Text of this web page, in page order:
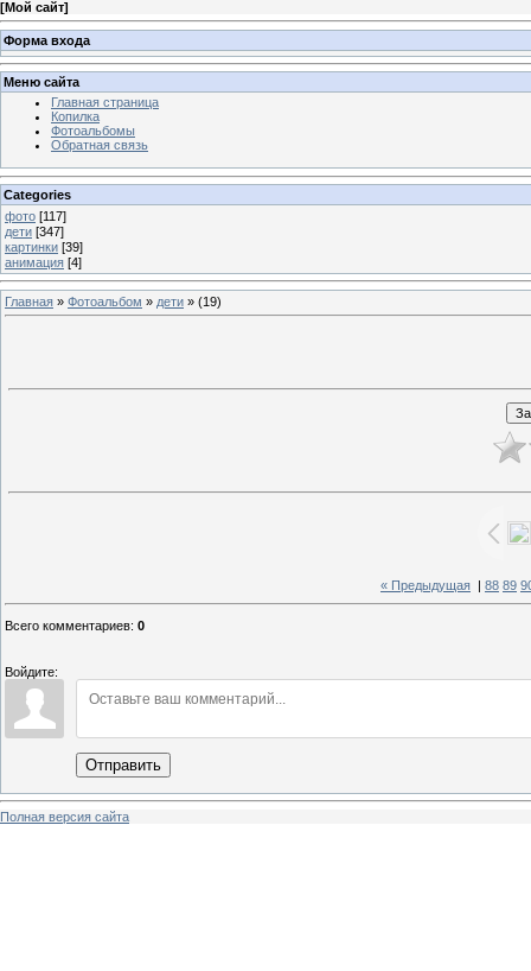
[Мой сайт]
Форма входа
Меню сайта
Главная страница
Копилка
Фотоальбомы
Обратная связь
Categories
фото [117]
дети [347]
картинки [39]
анимация [4]
Главная » Фотоальбом » дети » (19)
« Предыдущая 88 89
Всего комментариев: 0
Войдите:
Отправить
Полная версия сайта